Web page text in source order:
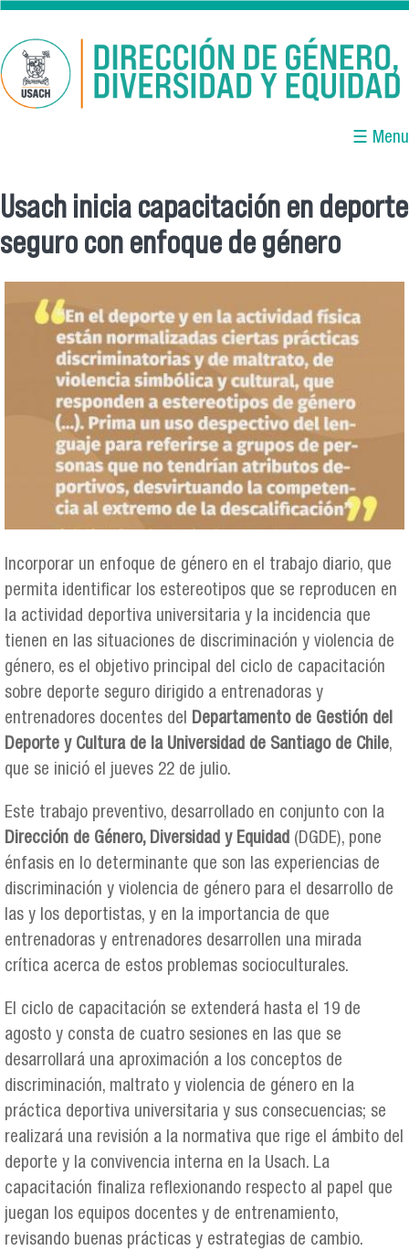
Pasar al contenido principal
☰ Menu
Se encuentra usted aquí
Usach inicia capacitación en deporte
seguro con enfoque de género
Incorporar un enfoque de género en el trabajo diario, que
permita identificar los estereotipos que se reproducen en
la actividad deportiva universitaria y la incidencia que
tienen en las situaciones de discriminación y violencia de
género, es el objetivo principal del ciclo de capacitación
sobre deporte seguro dirigido a entrenadoras y
entrenadores docentes del Departamento de Gestión del
Deporte y Cultura de la Universidad de Santiago de Chile,
que se inició el jueves 22 de julio.
Este trabajo preventivo, desarrollado en conjunto con la
Dirección de Género, Diversidad y Equidad (DGDE), pone
énfasis en lo determinante que son las experiencias de
discriminación y violencia de género para el desarrollo de
las y los deportistas, y en la importancia de que
entrenadoras y entrenadores desarrollen una mirada
crítica acerca de estos problemas socioculturales.
El ciclo de capacitación se extenderá hasta el 19 de
agosto y consta de cuatro sesiones en las que se
desarrollará una aproximación a los conceptos de
discriminación, maltrato y violencia de género en la
práctica deportiva universitaria y sus consecuencias; se
realizará una revisión a la normativa que rige el ámbito del
deporte y la convivencia interna en la Usach. La
capacitación finaliza reflexionando respecto al papel que
juegan los equipos docentes y de entrenamiento,
revisando buenas prácticas y estrategias de cambio.